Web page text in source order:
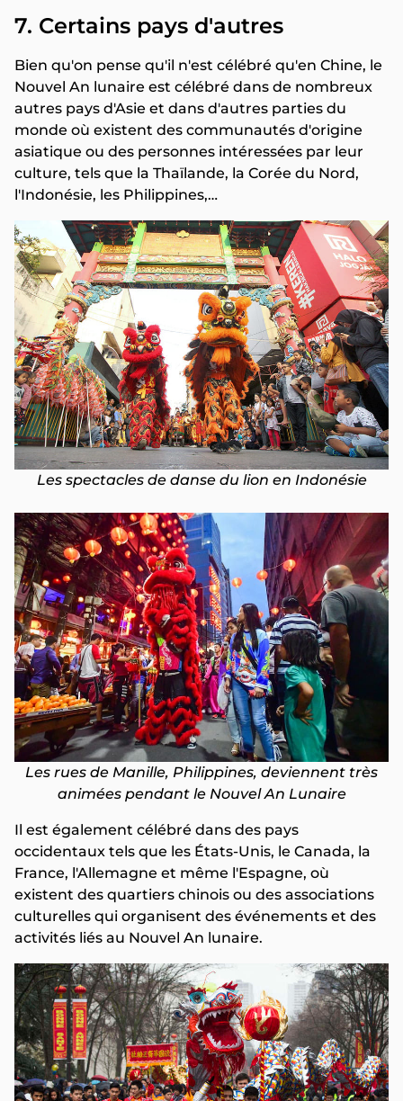
7. Certains pays d'autres
Bien qu'on pense qu'il n'est célébré qu'en Chine, le
Nouvel An lunaire est célébré dans de nombreux
autres pays d'Asie et dans d'autres parties du
monde où existent des communautés d'origine
asiatique ou des personnes intéressées par leur
culture, tels que la Thaïlande, la Corée du Nord,
l'Indonésie, les Philippines,…
Les spectacles de danse du lion en Indonésie
Les rues de Manille, Philippines, deviennent très
animées pendant le Nouvel An Lunaire
Il est également célébré dans des pays
occidentaux tels que les États-Unis, le Canada, la
France, l'Allemagne et même l'Espagne, où
existent des quartiers chinois ou des associations
culturelles qui organisent des événements et des
activités liés au Nouvel An lunaire.